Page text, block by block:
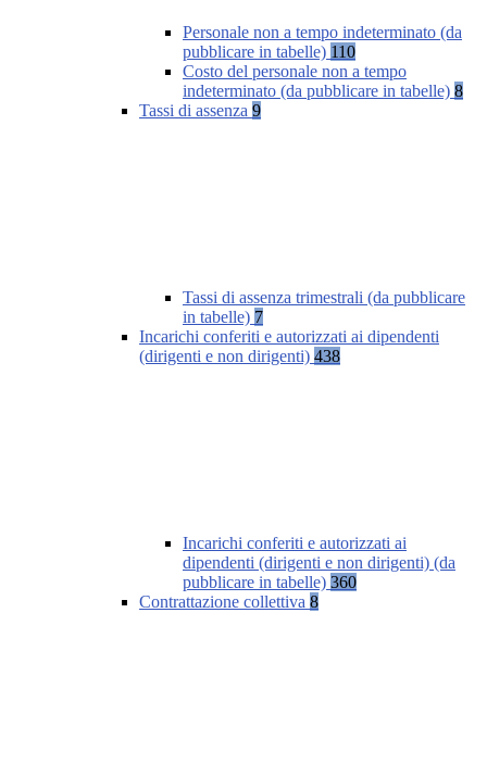
Personale non a tempo indeterminato (da
pubblicare in tabelle) 110
Costo del personale non a tempo
indeterminato (da pubblicare in tabelle) 8
Tassi di assenza 9
Tassi di assenza trimestrali (da pubblicare
in tabelle) 7
Incarichi conferiti e autorizzati ai dipendenti
(dirigenti e non dirigenti) 438
Incarichi conferiti e autorizzati ai
dipendenti (dirigenti e non dirigenti) (da
pubblicare in tabelle) 360
Contrattazione collettiva 8